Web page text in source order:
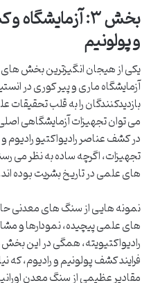
بخش ۳:
و پولونیم
یکی از هیجان انگیزترین بخش
آزمایشگاه ماری و پیر کوری در
بازدیدکنندگان را به قلب تحقیقات
می توان تجهیزات آزمایشگاهی
در کشف عناصر رادیواکتیو رادیوم و
تجهیزات، اگرچه ساده به نظر می
های علمی در تاریخ بشریت بوده
نمونه هایی از سنگ های معدنی
های علمی پیچیده، نمودارها و
رادیواکتیویته، همگی در این
فرایند کشف پولونیم و رادیوم، که
مقادیر عظیمی از سنگ معدن